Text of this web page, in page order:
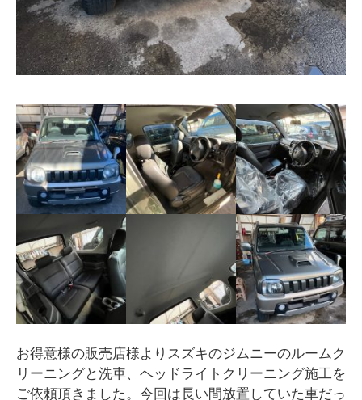
お得意様の販売店様よりスズキのジムニーのルームク
リーニングと洗車、ヘッドライトクリーニング施工を
ご依頼頂きました。今回は長い間放置していた車だっ